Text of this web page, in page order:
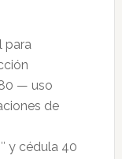
para
— uso
de
y cédula 40